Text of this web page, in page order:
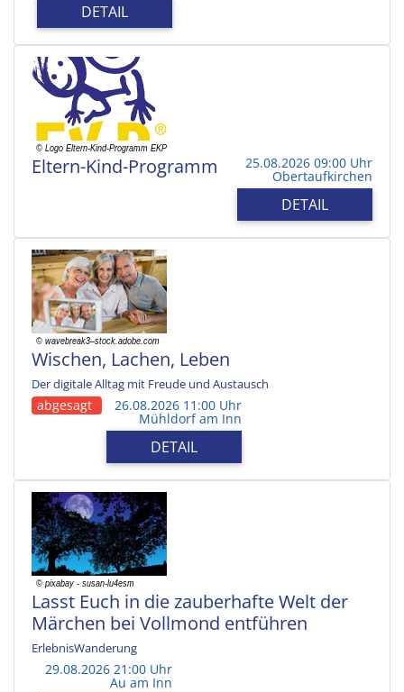
DETAIL
Eltern-Kind-Programm 25.08.2026 09:00 Uhr
Obertaufkirchen
DETAIL
Wischen, Lachen, Leben
Der digitale Alltag mit Freude und Austausch
abgesagt 26.08.2026 11:00 Uhr
Mühldorf am Inn
DETAIL
Lasst Euch in die zauberhafte Welt der
Märchen bei Vollmond entführen
ErlebnisWanderung
29.08.2026 21:00 Uhr
Au am Inn